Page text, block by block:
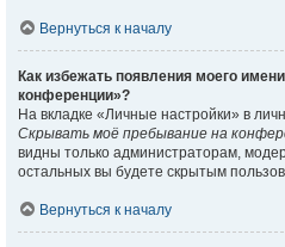
Вернуться к началу
Как избежать появления моего
конференции»?
На вкладке «Личные настройки» в
Скрывать моё пребывание на
видны только администраторам,
остальных вы будете скрытым
Вернуться к началу